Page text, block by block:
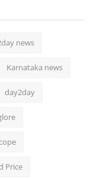
news
Karnataka news
day2day
Price